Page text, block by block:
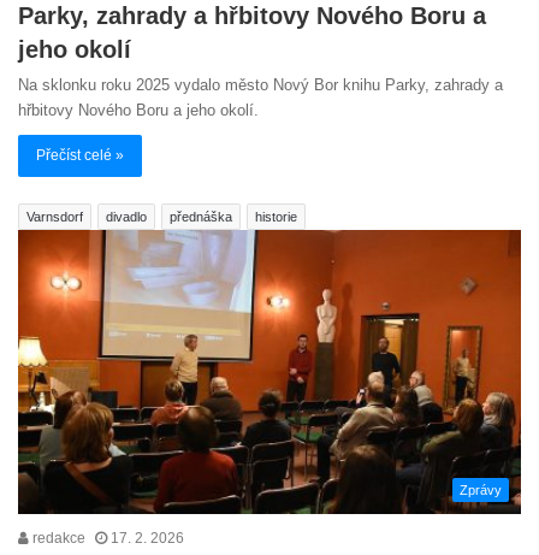
Parky, zahrady a hřbitovy Nového Boru a
jeho okolí
Na sklonku roku 2025 vydalo město Nový Bor knihu Parky, zahrady a
hřbitovy Nového Boru a jeho okolí.
Přečíst celé »
Varnsdorf divadlo přednáška historie
Zprávy
redakce 17. 2. 2026